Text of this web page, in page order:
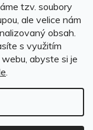
tzv. soubory
ale velice nám
obsah.
s využitím
abyste si je
.
. Všechna práva